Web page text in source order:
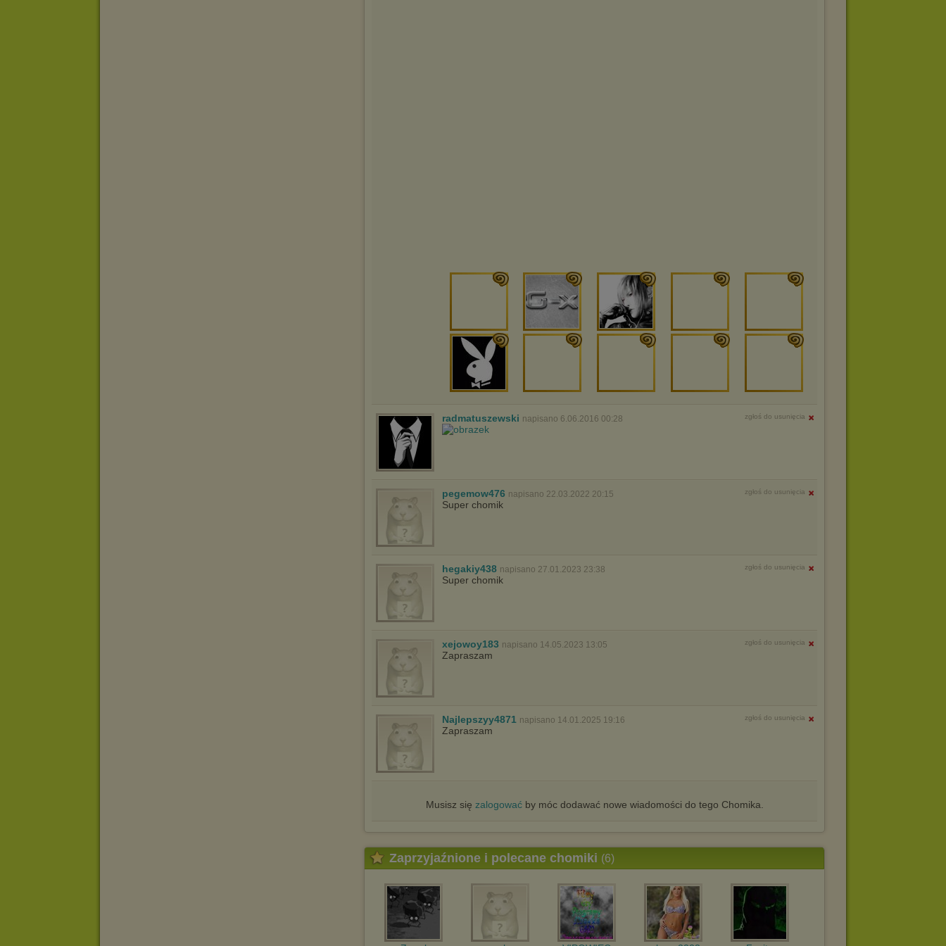
radmatuszewski napisano 6.06.2016 00:28 zgłoś do usunięcia
pegemow476 napisano 22.03.2022 20:15 zgłoś do usunięcia
Super chomik
hegakiy438 napisano 27.01.2023 23:38 zgłoś do usunięcia
Super chomik
xejowoy183 napisano 14.05.2023 13:05 zgłoś do usunięcia
Zapraszam
Najlepszyy4871 napisano 14.01.2025 19:16 zgłoś do usunięcia
Zapraszam
Musisz się zalogowaćby móc dodawać nowe wiadomości do tego Chomika.
Zaprzyjaźnione i polecane chomiki (6)